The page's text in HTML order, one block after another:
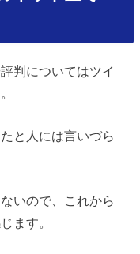
判についてはツイ
と人には言いづら
いので、これから
ます。